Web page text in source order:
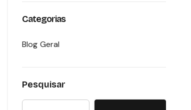
Categorias
Blog Geral
Pesquisar